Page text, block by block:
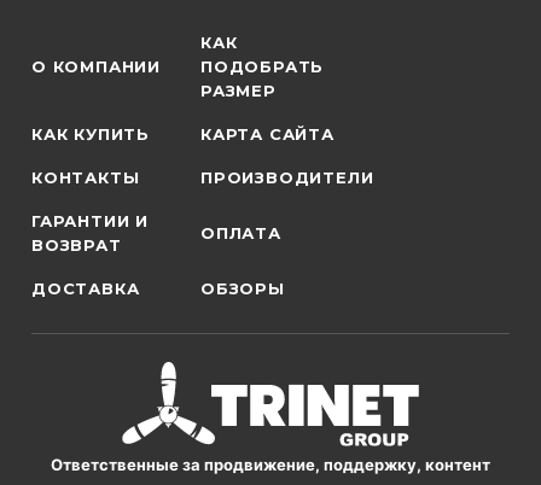
О КОМПАНИИ
КАК
ПОДОБРАТЬ
РАЗМЕР
КАК КУПИТЬ КАРТА САЙТА
КОНТАКТЫ ПРОИЗВОДИТЕЛИ
ГАРАНТИИ И
ВОЗВРАТ
ОПЛАТА
ДОСТАВКА ОБЗОРЫ
Ответственные за продвижение, поддержку, контент